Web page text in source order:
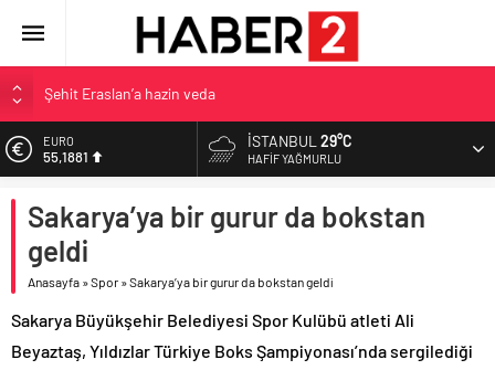
Şehit Eraslan’a hazin veda
Toprak Razgatlıoğlu Çekya’da ikinci oldu
Malatya’da Bakırcılar Çarşısı’na ilk kazma
İzmit Belediyesi’nden Tepeköy’de asfalt mesaisi
EURO
55,1881
6.660,55
BİST
13.779,39
47,7111
İSTANBUL29°C
HAFIF YAĞMURLU
Sakarya’ya bir gurur da bokstan
geldi
Anasayfa »Spor »Sakarya’ya bir gurur da bokstan geldi
Sakarya Büyükşehir Belediyesi Spor Kulübü atleti Ali
Beyaztaş, Yıldızlar Türkiye Boks Şampiyonası’nda sergilediği